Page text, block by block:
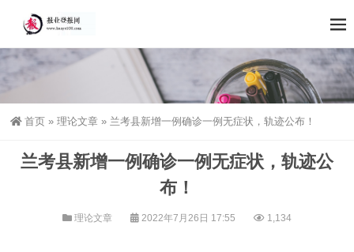
首页 » 理论文章 » 兰考县新增一例确诊一例无症状，轨迹公布！
兰考县新增一例确诊一例无症状，轨迹公
布！
理论文章 2022年7月26日 17:55 1,134